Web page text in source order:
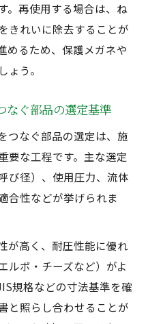
。再使用する場合は、ね
きれいに除去することが
めるため、保護メガネや
う。
なぐ部品の選定基準
つなぐ部品の選定は、施
要な工程です。主な選定
び径）、使用圧力、流体
合性などが挙げられま
が高く、耐圧性能に優れ
ルボ・チーズなど）がよ
規格などの寸法基準を確
と照らし合わせることが